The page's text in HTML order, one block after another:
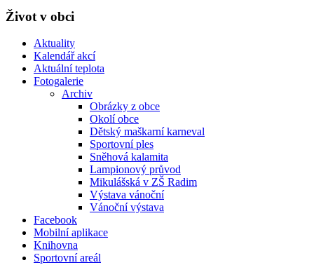
Život v obci
Aktuality
Kalendář akcí
Aktuální teplota
Fotogalerie
Archiv
Obrázky z obce
Okolí obce
Dětský maškarní karneval
Sportovní ples
Sněhová kalamita
Lampionový průvod
Mikulášská v ZŠ Radim
Výstava vánoční
Vánoční výstava
Facebook
Mobilní aplikace
Knihovna
Sportovní areál